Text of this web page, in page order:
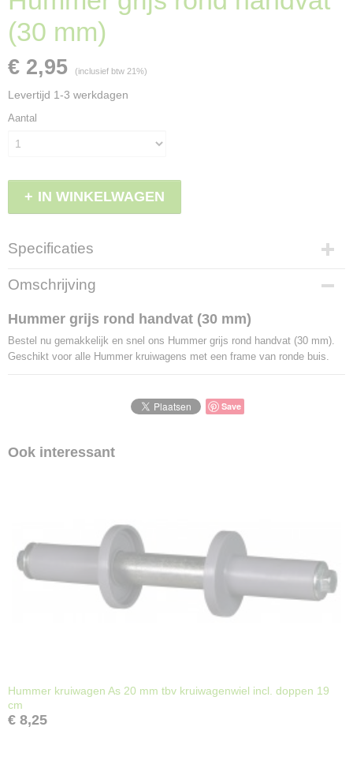
(30 mm)
€ 2,95 (inclusief btw 21%)
Levertijd 1-3 werkdagen
Aantal
IN WINKELWAGEN
Specificaties
Productcode
LBS - AH1-1
EAN code
8086799700156
Omschrijving
Hummer grijs rond handvat (30 mm)
Bestel nu gemakkelijk en snel ons Hummer grijs rond handvat (30 mm).
Geschikt voor alle Hummer kruiwagens met een frame van ronde buis.
Save
Ook interessant
Hummer kruiwagen As 20 mm tbv kruiwagenwiel incl. doppen 19
cm
€ 8,25